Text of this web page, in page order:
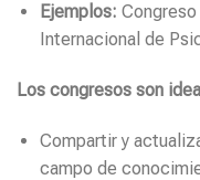
Ejemplos:
Internacional de
Los congresos son
Compartir y
campo de